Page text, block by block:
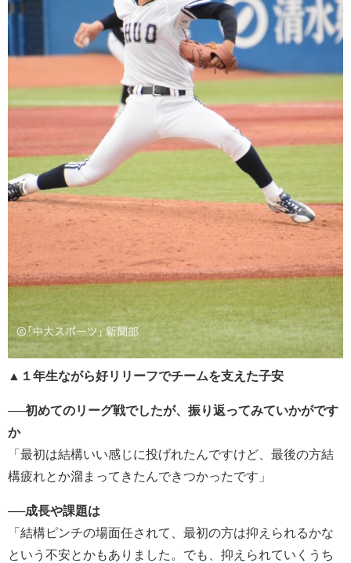
▲ １年生ながら好リリーフでチームを支えた子安
──初めてのリーグ戦でしたが、振り返ってみていかがです
か
「最初は結構いい感じに投げれたんですけど、最後の方結
構疲れとか溜まってきたんできつかったです」
──成長や課題は
「結構ピンチの場面任されて、最初の方は抑えられるかな
という不安とかもありました。でも、抑えられていくうち